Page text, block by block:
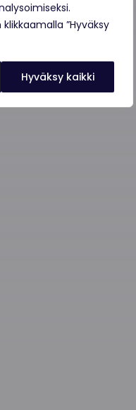
”Hyväksy
Hyväksy kaikki